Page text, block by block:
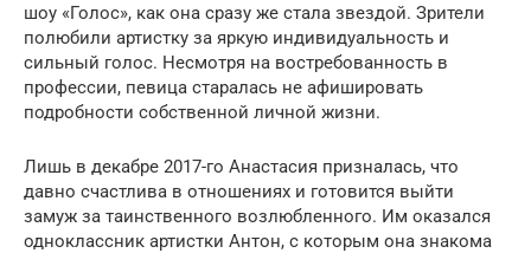
шоу «Голос», как она сразу же стала звездой. Зрители
полюбили артистку за яркую индивидуальность и
сильный голос. Несмотря на востребованность в
профессии, певица старалась не афишировать
подробности собственной личной жизни.
Лишь в декабре 2017-го Анастасия призналась, что
давно счастлива в отношениях и готовится выйти
замуж за таинственного возлюбленного. Им оказался
одноклассник артистки Антон, с которым она знакома